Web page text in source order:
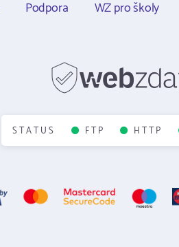
Podpora WZ pro školy
STATUS FTP HTTP